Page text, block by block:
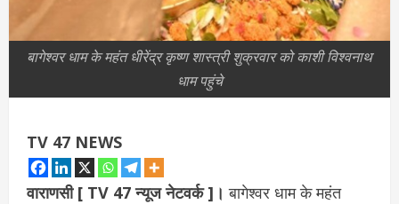
बागेश्वर धाम के महंत धीरेंद्र कृष्ण शास्त्री शुक्रवार को काशी विश्वनाथ
धाम पहुंचे
TV 47 NEWS
वाराणसी [ TV 47 न्‍यूज नेटवर्क ]।बागेश्वर धाम के महंत